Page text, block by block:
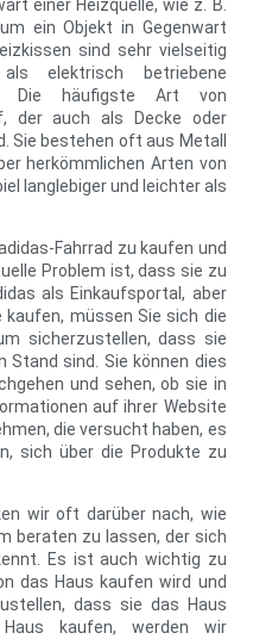
einer Heizquelle, wie z. B.
ein Objekt in Gegenwart
sind sehr vielseitig
elektrisch betriebene
Die häufigste Art von
der auch als Decke oder
Sie bestehen oft aus Metall
herkömmlichen Arten von
langlebiger und leichter als
Fahrrad zu kaufen und
Problem ist, dass sie zu
als Einkaufsportal, aber
kaufen, müssen Sie sich die
sicherzustellen, dass sie
sind. Sie können dies
und sehen, ob sie in
auf ihrer Website
die versucht haben, es
sich über die Produkte zu
wir oft darüber nach, wie
beraten zu lassen, der sich
Es ist auch wichtig zu
das Haus kaufen wird und
dass sie das Haus
kaufen, werden wir